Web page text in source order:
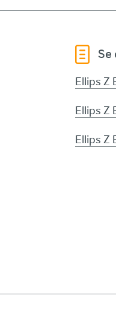
Se
Ellips Z
Ellips Z
Ellips Z